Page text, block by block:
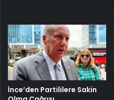
İnce’den Partililere Sakin